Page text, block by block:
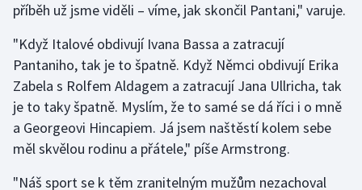
příběh už jsme viděli – víme, jak skončil Pantani," varuje.
"Když Italové obdivují Ivana Bassa a zatracují
Pantaniho, tak je to špatně. Když Němci obdivují Erika
Zabela s Rolfem Aldagem a zatracují Jana Ullricha, tak
je to taky špatně. Myslím, že to samé se dá říci i o mně
a Georgeovi Hincapiem. Já jsem naštěstí kolem sebe
měl skvělou rodinu a přátele," píše Armstrong.
"Náš sport se k těm zranitelným mužům nezachoval